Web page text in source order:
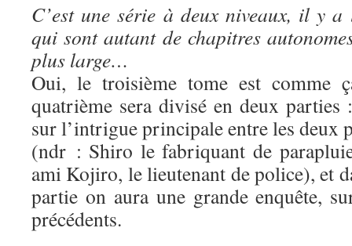
C’est une série à deux niveaux, il y a
qui sont autant de chapitres
plus large…
Oui, le troisième tome est comme
quatrième sera divisé en deux parties
sur l’intrigue principale entre les deux
(ndr : Shiro le fabriquant de
ami Kojiro, le lieutenant de police), et
partie on aura une grande enquête,
précédents.